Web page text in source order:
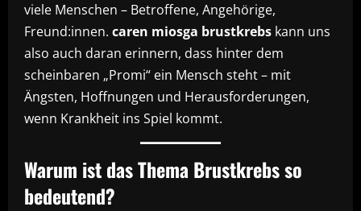
viele Menschen – Betroffene, Angehörige,
Freund:innen. caren miosga brustkrebs kann uns
also auch daran erinnern, dass hinter dem
scheinbaren „Promi“ ein Mensch steht – mit
Ängsten, Hoffnungen und Herausforderungen,
wenn Krankheit ins Spiel kommt.
Warum ist das Thema Brustkrebs so
bedeutend?